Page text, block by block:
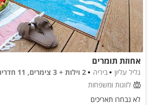
אחוזת תומרים
גליל עליון ביריה
2 וילות + 3 צימרים, 11 חדרים
לזוגות ומשפחות
לא נבחרו תאריכים